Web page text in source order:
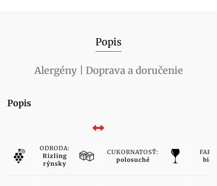
Popis
Alergény | Doprava a doručenie
Popis
ODRODA:
Rizling
rýnsky
CUKORNATOSŤ:
polosuché